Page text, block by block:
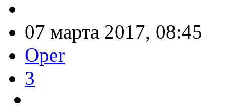
07 марта 2017, 08:45
Oper
3